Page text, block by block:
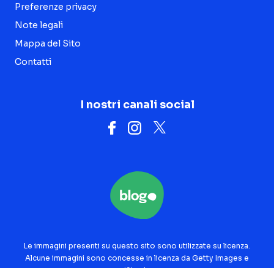
Preferenze privacy
Note legali
Mappa del Sito
Contatti
I nostri canali social
Le immagini presenti su questo sito sono utilizzate su licenza.
Alcune immagini sono concesse in licenza da Getty Images e